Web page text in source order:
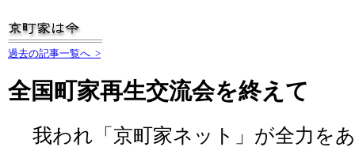
過去の記事一覧へ >
全国町家再生交流会を終えて
我われ「京町家ネット」が全力を